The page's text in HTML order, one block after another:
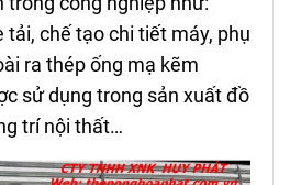
tải, chế tạo chi tiết máy, phụ
ra thép ống mạ kẽm
sử dụng trong sản xuất đồ
trí nội thất…